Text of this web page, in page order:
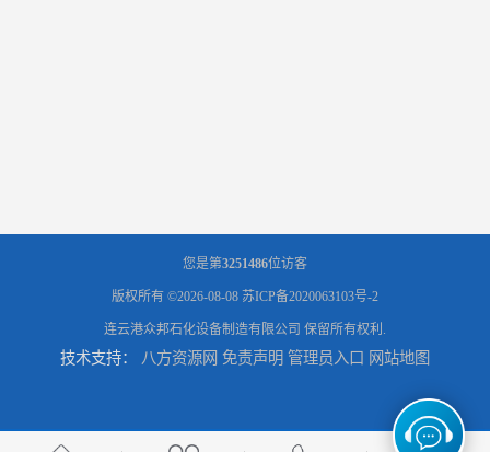
您是第3251486位访客
版权所有 ©2026-08-08 苏ICP备2020063103号-2
连云港众邦石化设备制造有限公司 保留所有权利.
技术支持： 八方资源网 免责声明 管理员入口 网站地图